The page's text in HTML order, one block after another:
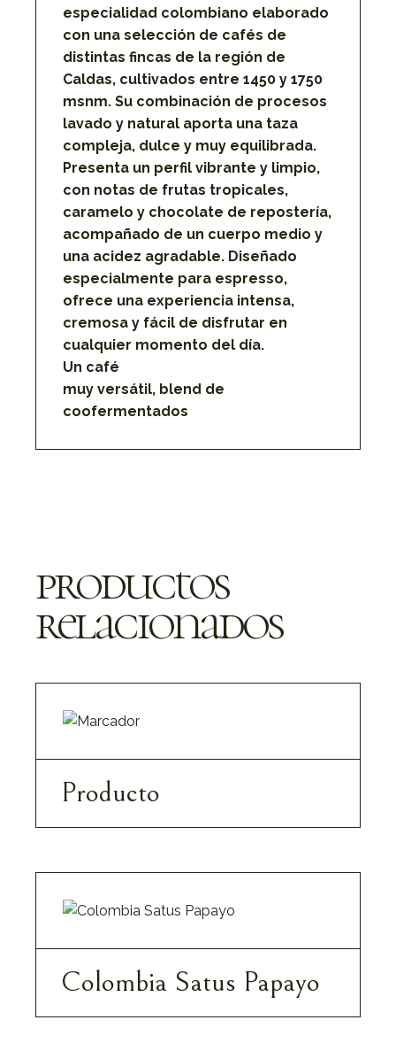
especialidad colombiano elaborado
con una selección de cafés de
distintas fincas de la región de
Caldas, cultivados entre 1450 y 1750
msnm. Su combinación de procesos
lavado y natural aporta una taza
compleja, dulce y muy equilibrada.
Presenta un perfil vibrante y limpio,
con notas de frutas tropicales,
caramelo y chocolate de repostería,
acompañado de un cuerpo medio y
una acidez agradable. Diseñado
especialmente para espresso,
ofrece una experiencia intensa,
cremosa y fácil de disfrutar en
cualquier momento del día.
Un café
muy versátil, blend de
coofermentados
productos
relacionados
Producto
11,90 €
Colombia Satus Papayo